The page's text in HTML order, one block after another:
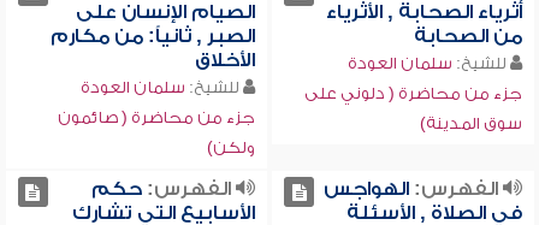
أثرياء الصحابة , الأثرياء
من الصحابة
للشيخ: سلمان العودة
جزء من محاضرة ( دلوني على
سوق المدينة)
الصيام الإنسان على
الصبر , ثانياً: من مكارم
الأخلاق
للشيخ: سلمان العودة
جزء من محاضرة ( صائمون
ولكن)
الفهرس:الهواجس
في الصلاة , الأسئلة
الفهرس:حكم
الأسابيع التي تشارك